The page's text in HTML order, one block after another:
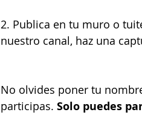
2. Publica en tu muro o
nuestro canal, haz una
No olvides poner tu
participas. Solo puedes